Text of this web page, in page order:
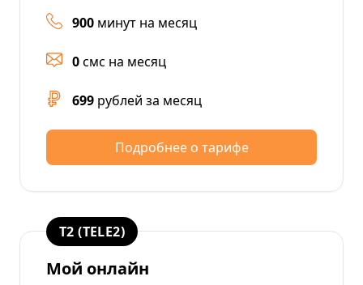
900 минут на месяц
0смс на месяц
699 рублей за месяц
Подробнее о тарифе
T2 (TELE2)
Мой онлайн